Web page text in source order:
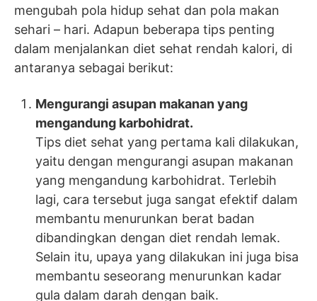
mengubah pola hidup sehat dan pola makan
sehari – hari. Adapun beberapa tips penting
dalam menjalankan diet sehat rendah kalori, di
antaranya sebagai berikut:
Mengurangi asupan makanan yang
mengandung karbohidrat.
Tips diet sehat yang pertama kali dilakukan,
yaitu dengan mengurangi asupan makanan
yang mengandung karbohidrat. Terlebih
lagi, cara tersebut juga sangat efektif dalam
membantu menurunkan berat badan
dibandingkan dengan diet rendah lemak.
Selain itu, upaya yang dilakukan ini juga bisa
membantu seseorang menurunkan kadar
gula dalam darah dengan baik.